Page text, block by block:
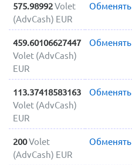
575.98992Volet
(AdvCash) EUR
Обменять
459.60106627447
Volet (AdvCash)
EUR
Обменять
113.37418583163
Volet (AdvCash)
EUR
Обменять
200Volet
(AdvCash) EUR
Обменять